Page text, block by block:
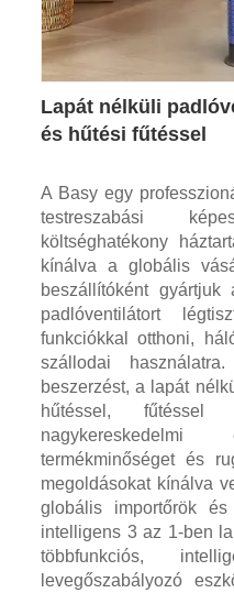
Lapát nélküli
és hűtési fűtéssel
A Basy egy
testreszabási
költséghatékony
kínálva a globális
beszállítóként
padlóventilátort
funkciókkal otthoni,
szállodai
beszerzést, a lapát
hűtéssel,
nagykereskedelmi
termékminőséget és
megoldásokat kínálva
globális importőrök
intelligens 3 az 1-ben
többfunkciós,
levegőszabályozó